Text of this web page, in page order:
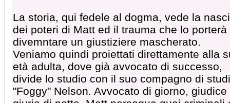
La storia, qui fedele al dogma, vede la
dei poteri di Matt ed il trauma che lo porterà
divemntare un giustiziere mascherato.
Veniamo quindi proiettati direttamente alla
età adulta, dove già avvocato di successo,
divide lo studio con il suo compagno di studi
"Foggy" Nelson. Avvocato di giorno, giudice